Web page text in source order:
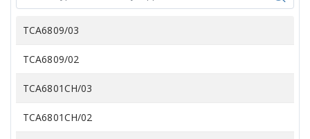
TCA6809/03
TCA6809/02
TCA6801CH/03
TCA6801CH/02